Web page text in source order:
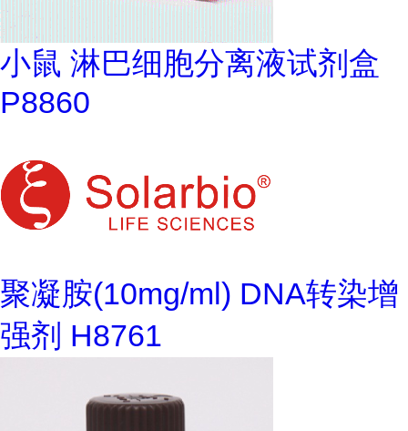
小鼠 淋巴细胞分离液试剂盒
P8860
聚凝胺(10mg/ml) DNA转染增
强剂 H8761